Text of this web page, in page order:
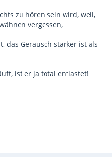
zu hören sein wird, weil,
vergessen,
das Geräusch stärker ist als
ist er ja total entlastet!